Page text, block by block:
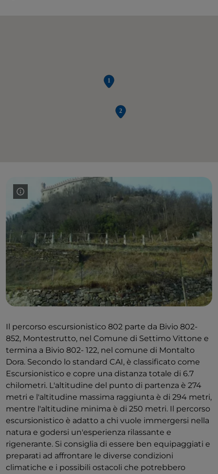
Il percorso escursionistico 802 parte da Bivio 802-
852, Montestrutto, nel Comune di Settimo Vittone e
termina a Bivio 802- 122, nel comune di Montalto
Dora. Secondo lo standard CAI, è classificato come
Escursionistico e copre una distanza totale di 6.7
chilometri. L'altitudine del punto di partenza è 274
metri e l'altitudine massima raggiunta è di 294 metri,
mentre l'altitudine minima è di 250 metri. Il percorso
escursionistico è adatto a chi vuole immergersi nella
natura e godersi un'esperienza rilassante e
rigenerante. Si consiglia di essere ben equipaggiati e
preparati ad affrontare le diverse condizioni
climatiche e i possibili ostacoli che potrebbero